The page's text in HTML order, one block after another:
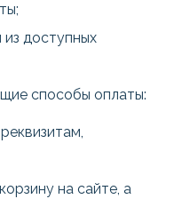
доступных
способы оплаты:
на сайте, а